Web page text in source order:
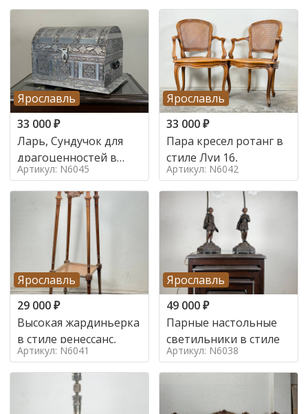
Ярославль
33 000₽
Ларь, Сундучок для
драгоценностей в
стиле
Артикул: N6045
Ярославль
33 000₽
Пара кресел ротанг в
стиле Луи 16,
Артикул: N6042
Ярославль
29 000₽
Высокая жардиньерка
в стиле ренессанс,
Артикул: N6041
Ярославль
49 000₽
Парные настольные
светильники в стиле
Артикул: N6038